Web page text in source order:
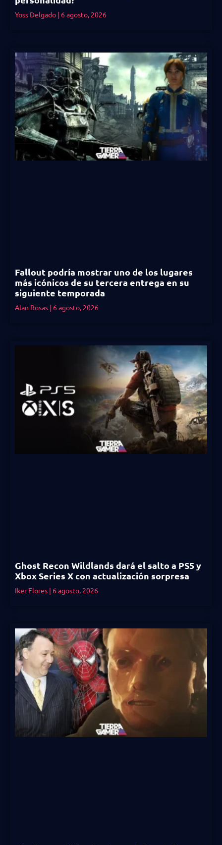
Yoss Delgado 6 agosto, 2026
Fallout podría mostrar uno de los lugares
más icónicos de su tercera entrega en su
siguiente temporada
Alan Rosas 6 agosto, 2026
Ghost Recon Wildlands dará el salto a PS5 y
Xbox Series X con actualización sorpresa
Iker Flores 6 agosto, 2026